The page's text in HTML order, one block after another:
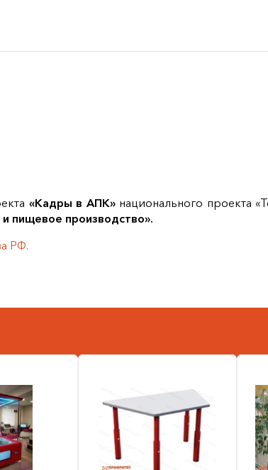
«Кадры в АПК»национального проекта
и пищевое производство».
РФ.